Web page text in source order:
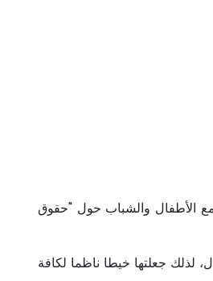
مع الأطفال والشباب حول "حقوق
لذلك جعلتها خيطا ناظما لكافة